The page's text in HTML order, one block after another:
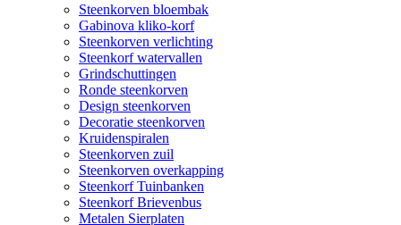
Steenkorven bloembak
Gabinova kliko-korf
Steenkorven verlichting
Steenkorf watervallen
Grindschuttingen
Ronde steenkorven
Design steenkorven
Decoratie steenkorven
Kruidenspiralen
Steenkorven zuil
Steenkorven overkapping
Steenkorf Tuinbanken
Steenkorf Brievenbus
Metalen Sierplaten